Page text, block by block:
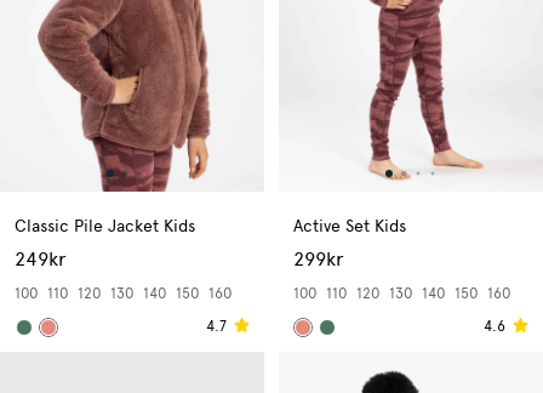
Classic Pile Jacket Kids
249kr
100 110 120 130 140 150
160
4.7
Active Set Kids
299kr
100 110 120 130 140 150
160
4.6